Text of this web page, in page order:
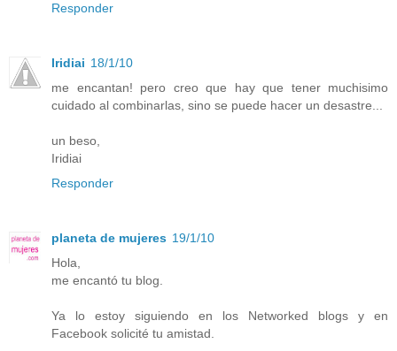
Responder
Iridiai 18/1/10
me encantan! pero creo que hay que tener muchisimo
cuidado al combinarlas, sino se puede hacer un desastre...
un beso,
Iridiai
Responder
planeta de mujeres 19/1/10
Hola,
me encantó tu blog.
Ya lo estoy siguiendo en los Networked blogs y en
Facebook solicité tu amistad.